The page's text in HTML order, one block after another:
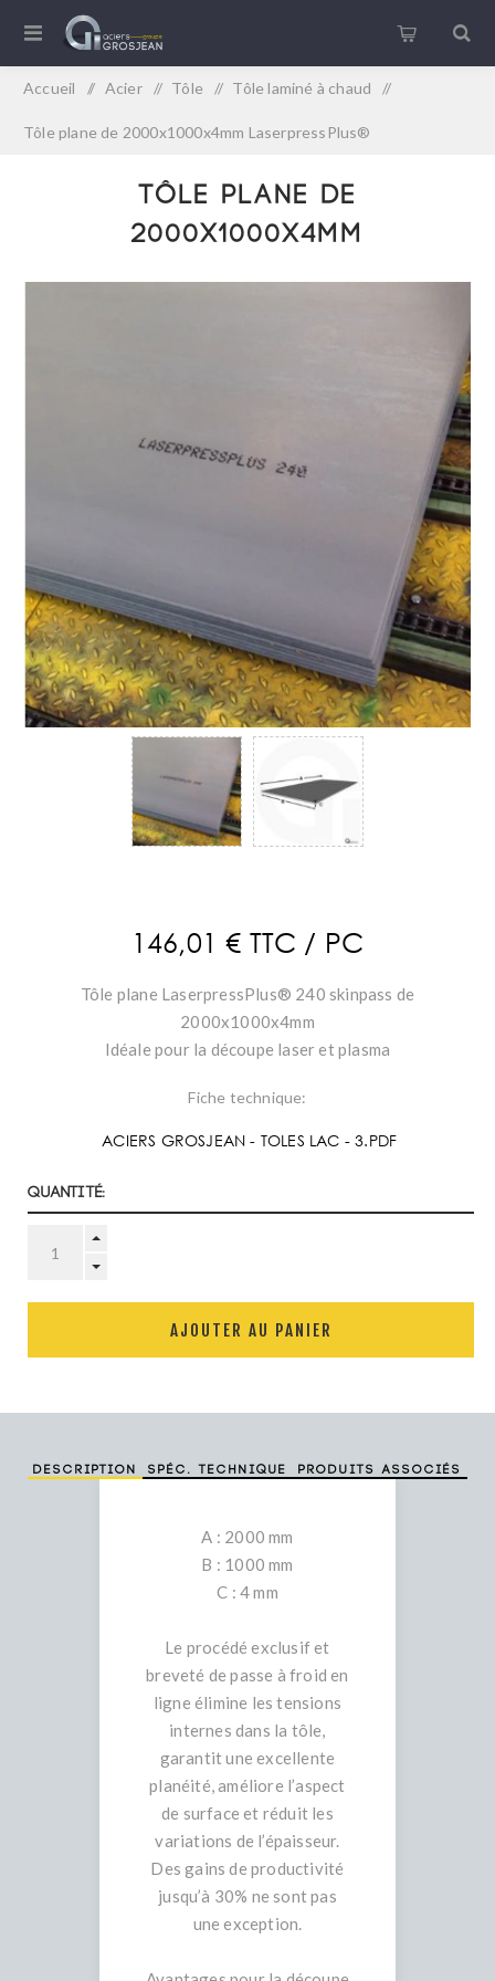
Accueil / Acier / Tôle / Tôle laminé à chaud /
Tôle plane de 2000x1000x4mm LaserpressPlus®
Tôle plane de
2000x1000x4mm
146,01 € TTC / PC
Tôle plane LaserpressPlus® 240 skinpass de
2000x1000x4mm
Idéale pour la découpe laser et plasma
Fiche technique:
ACIERS GROSJEAN - TOLES LAC - 3.PDF
Quantité:
AJOUTER AU PANIER
Description Spéc. technique Produits associés
A : 2000 mm
B : 1000 mm
C : 4 mm
Le procédé exclusif et
breveté de passe à froid en
ligne élimine les tensions
internes dans la tôle,
garantit une excellente
planéité, améliore l’aspect
de surface et réduit les
variations de l’épaisseur.
Des gains de productivité
jusqu’à 30% ne sont pas
une exception.